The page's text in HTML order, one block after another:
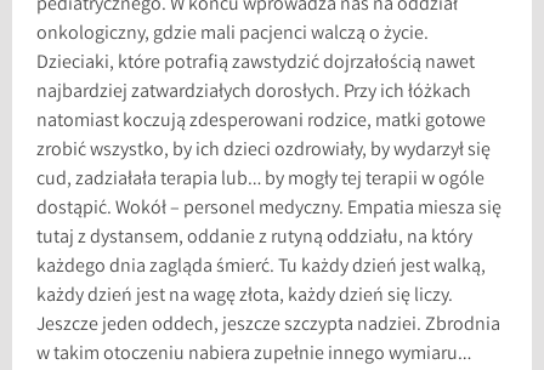
onkologiczny, gdzie mali pacjenci walczą o życie.
Dzieciaki, które potrafią zawstydzić dojrzałością nawet
najbardziej zatwardziałych dorosłych. Przy ich łóżkach
natomiast koczują zdesperowani rodzice, matki gotowe
zrobić wszystko, by ich dzieci ozdrowiały, by wydarzył się
cud, zadziałała terapia lub… by mogły tej terapii w ogóle
dostąpić. Wokół – personel medyczny. Empatia miesza się
tutaj z dystansem, oddanie z rutyną oddziału, na który
każdego dnia zagląda śmierć. Tu każdy dzień jest walką,
każdy dzień jest na wagę złota, każdy dzień się liczy.
Jeszcze jeden oddech, jeszcze szczypta nadziei. Zbrodnia
w takim otoczeniu nabiera zupełnie innego wymiaru…